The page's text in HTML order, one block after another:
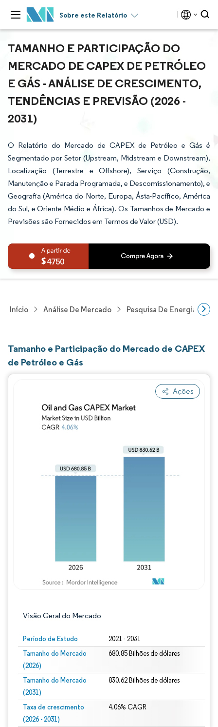
Sobre este Relatório
TAMANHO E PARTICIPAÇÃO DO
MERCADO DE CAPEX DE PETRÓLEO
E GÁS - ANÁLISE DE CRESCIMENTO,
TENDÊNCIAS E PREVISÃO (2026 -
2031)
O Relatório do Mercado de CAPEX de Petróleo e Gás é
Segmentado por Setor (Upstream, Midstream e Downstream),
Localização (Terrestre e Offshore), Serviço (Construção,
Manutenção e Parada Programada, e Descomissionamento), e
Geografia (América do Norte, Europa, Ásia-Pacífico, América
do Sul, e Oriente Médio e África). Os Tamanhos de Mercado e
Previsões são Fornecidos em Termos de Valor (USD).
4750
Início Análise De Mercado Pesquisa De Energia E
Tamanho e Participação do Mercado de CAPEX
de Petróleo e Gás
Ações
Visão Geral do Mercado
Período de Estudo 2021 - 2031
Tamanho do Mercado
(2026)
680.85 Bilhões de dólares
Tamanho do Mercado
(2031)
830.62 Bilhões de dólares
Taxa de crescimento
(2026 - 2031)
4.06% CAGR